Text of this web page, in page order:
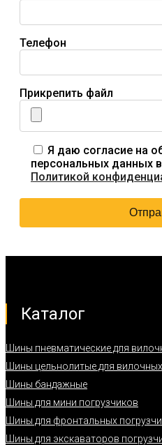
Телефон
Прикрепить файл
Я даю согласие на
персональных данных
Политикой
Каталог
Шины пневматические для
Шины цельнолитые для
Шины бандажные
Шины для мини погрузчиков
Шины для фронтальных
Шины для экскаваторов